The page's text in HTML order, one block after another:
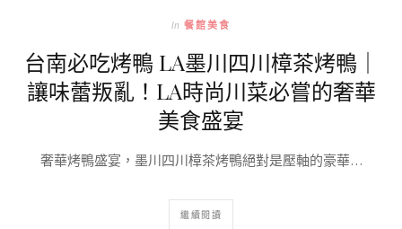
In 餐館美食
台南必吃烤鴨 LA墨川四川樟茶烤鴨｜
讓味蕾叛亂！LA時尚川菜必嘗的奢華
美食盛宴
奢華烤鴨盛宴，墨川四川樟茶烤鴨絕對是壓軸的豪華…
繼續閱讀